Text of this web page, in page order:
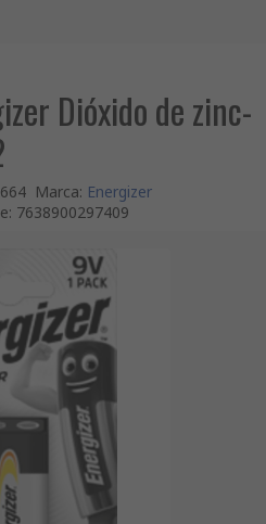
Dióxido de zinc-
Marca: Energizer
: 7638900297409